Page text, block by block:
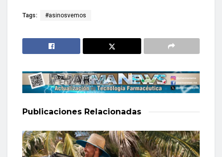
Tags: #asinosvemos
Publicaciones Relacionadas